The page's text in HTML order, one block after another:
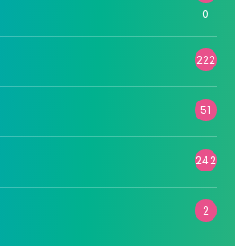
0
222
51
242
2